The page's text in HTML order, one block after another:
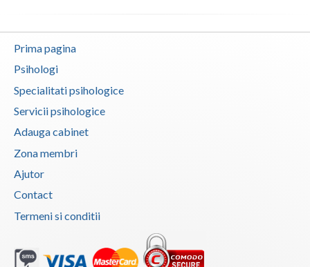
Tulcea
Vaslui
Vrancea
Prima pagina
Psihologi
Specialitati psihologice
Servicii psihologice
Adauga cabinet
Zona membri
Ajutor
Contact
Termeni si conditii